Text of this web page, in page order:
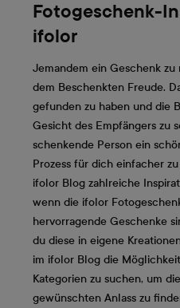
Fotogeschenk-
ifolor
Jemandem ein Geschenk
dem Beschenkten Freude.
gefunden zu haben und die
Gesicht des Empfängers zu
schenkende Person ein
Prozess für dich einfacher
ifolor Blog zahlreiche
wenn die ifolor
hervorragende Geschenke
du diese in eigene
im ifolor Blog die
Kategorien zu suchen, um
gewünschten Anlass zu